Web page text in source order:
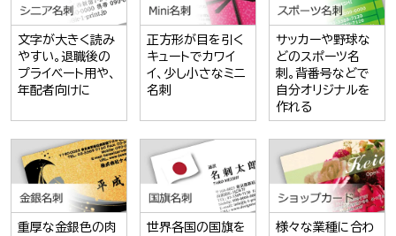
文字が大きく読み
やすい。退職後の
プライベート用や、
年配者向けに
正方形が目を引く
キュートでカワイ
イ、少し小さなミニ
名刺
サッカーや野球な
どのスポーツ名
刺。背番号などで
自分オリジナルを
作れる
重厚な金銀色の肉
世界各国の国旗を
様々な業種に合わ